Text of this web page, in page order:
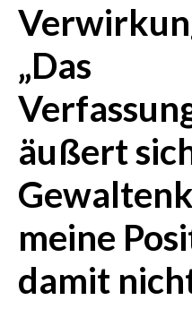
CRONACA
ITALIA
MONDO
POLITICA
ECONOMIA
SERVIZI ALLE IMPRESE
BANDI
SPORT IN SARDEGNA
„Das
äußert
meine
damit